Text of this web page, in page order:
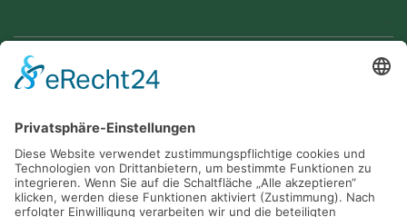
Geben Sie den angezeigten Text ein
Ja, ich habe dieDatenschutzerklärung
angegebenen Daten elektronisch erhoben und gespeichert
werden. Meine Daten werden dabei nur streng
zweckgebunden zur Bearbeitung und Beantwortung meiner